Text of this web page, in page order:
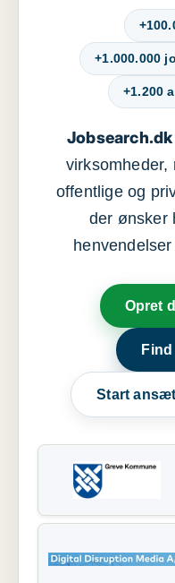
+1.000.000
+1.200
Jobsearch.dk
virksomheder,
offentlige og
der ønsker
Opret
Start